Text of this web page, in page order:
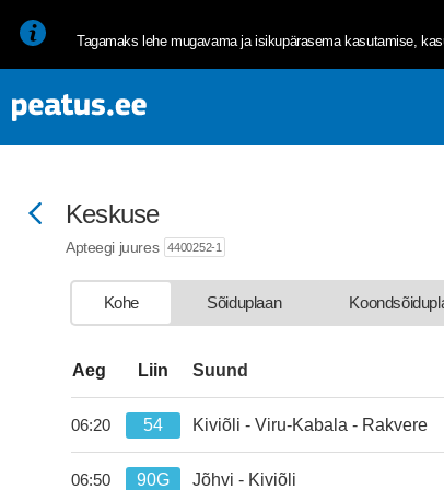
<p><span style="font-size: 10pt; line-height: 107%; font-
Tagamaks lehe mugavama ja isikupärasema kasutamise,
Keskuse
Apteegi juures 4400252-1
Kohe Sõiduplaan
Aeg Liin Suund
06:20
kell 06:20.
54 Kiviõli - Viru-Kabala - Rakvere
06:50 90G Jõhvi - Kiviõli